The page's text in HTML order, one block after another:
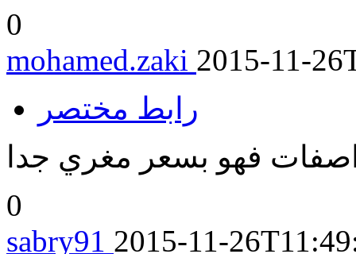
0
mohamed.zaki 2015-11-
رابط مختصر
فهو بسعر مغري جدا
0
sabry91 2015-11-